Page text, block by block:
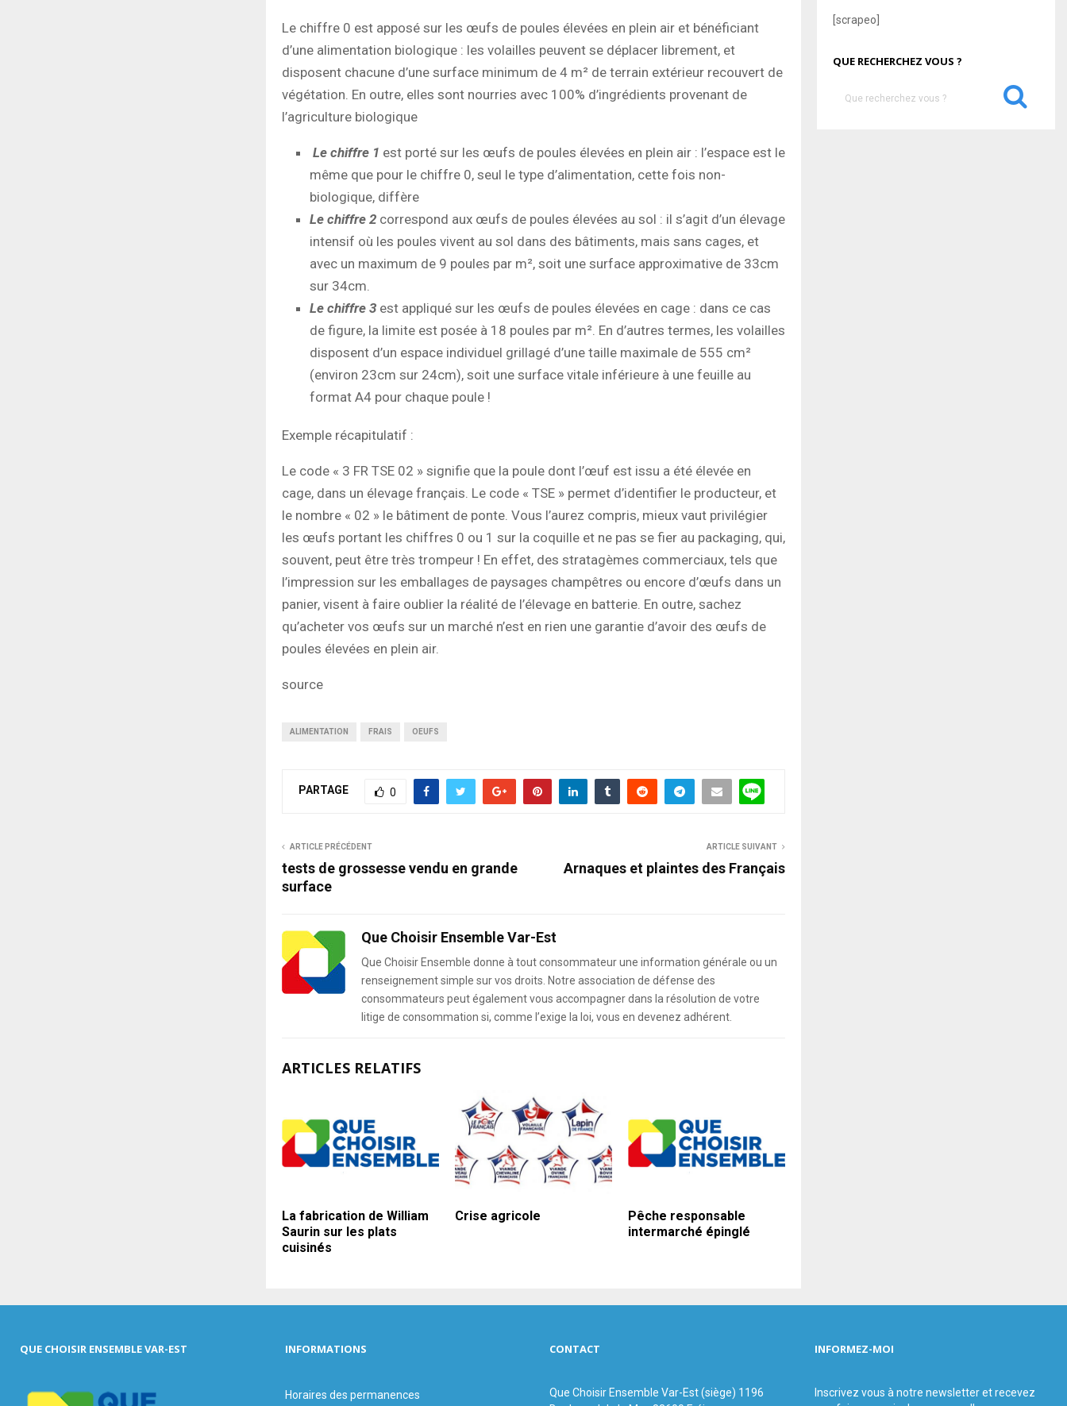
Le chiffre 0 est apposé sur les œufs de poules élevées en plein air et bénéficiant
d’une alimentation biologique : les volailles peuvent se déplacer librement, et
disposent chacune d’une surface minimum de 4 m² de terrain extérieur recouvert de
végétation. En outre, elles sont nourries avec 100% d’ingrédients provenant de
l’agriculture biologique
Le chiffre 1 est porté sur les œufs de poules élevées en plein air : l’espace est le
même que pour le chiffre 0, seul le type d’alimentation, cette fois non-
biologique, diffère
Le chiffre 2 correspond aux œufs de poules élevées au sol : il s’agit d’un élevage
intensif où les poules vivent au sol dans des bâtiments, mais sans cages, et
avec un maximum de 9 poules par m², soit une surface approximative de 33cm
sur 34cm.
Le chiffre 3 est appliqué sur les œufs de poules élevées en cage : dans ce cas
de figure, la limite est posée à 18 poules par m². En d’autres termes, les volailles
disposent d’un espace individuel grillagé d’une taille maximale de 555 cm²
(environ 23cm sur 24cm), soit une surface vitale inférieure à une feuille au
format A4 pour chaque poule !
Exemple récapitulatif :
Le code « 3 FR TSE 02 » signifie que la poule dont l’œuf est issu a été élevée en
cage, dans un élevage français. Le code « TSE » permet d’identifier le producteur, et
le nombre « 02 » le bâtiment de ponte. Vous l’aurez compris, mieux vaut privilégier
les œufs portant les chiffres 0 ou 1 sur la coquille et ne pas se fier au packaging, qui,
souvent, peut être très trompeur ! En effet, des stratagèmes commerciaux, tels que
l’impression sur les emballages de paysages champêtres ou encore d’œufs dans un
panier, visent à faire oublier la réalité de l’élevage en batterie. En outre, sachez
qu’acheter vos œufs sur un marché n’est en rien une garantie d’avoir des œufs de
poules élevées en plein air.
source
ALIMENTATION FRAIS OEUFS
PARTAGE 0
ARTICLE PRÉCÉDENT
tests de grossesse vendu en grande
surface
ARTICLE SUIVANT
Arnaques et plaintes des Français
Que Choisir Ensemble Var-Est
Que Choisir Ensemble donne à tout consommateur une information générale ou un
renseignement simple sur vos droits. Notre association de défense des
consommateurs peut également vous accompagner dans la résolution de votre
litige de consommation si, comme l’exige la loi, vous en devenez adhérent.
ARTICLES RELATIFS
La fabrication de William
Saurin sur les plats
cuisinés
Crise agricole
Pêche responsable
intermarché épinglé
[scrapeo]
QUE RECHERCHEZ VOUS ?
QUE CHOISIR ENSEMBLE VAR-EST INFORMATIONS
Horaires des permanences
CONTACT
Que Choisir Ensemble Var-Est (siège) 1196
INFORMEZ-MOI
Inscrivez vous à notre newsletter et recevez